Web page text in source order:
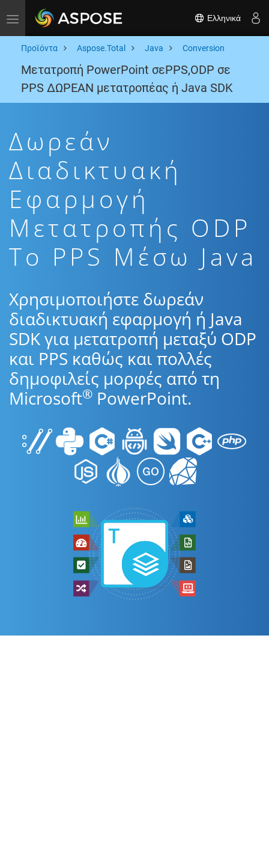
Toggle navigation Ελληνικά
Προϊόντα Aspose.Total Java Conversion
Μετατροπή PowerPoint σεPPS,ODP σε
PPS ΔΩΡΕΑΝ μετατροπέας ή Java SDK
Δωρεάν
Διαδικτυακή
Εφαρμογή
Μετατροπής ODP
To PPS Μέσω Java
Χρησιμοποιήστε δωρεάν
διαδικτυακή εφαρμογή ή Java
SDK για μετατροπή μεταξύ ODP
και PPS καθώς και πολλές
δημοφιλείς μορφές από τη
Microsoft® PowerPoint.